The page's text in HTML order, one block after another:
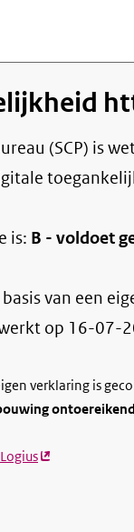
(SCP) is
is: B - voldoet
van een
op 16-07-
verklaring is
(externe